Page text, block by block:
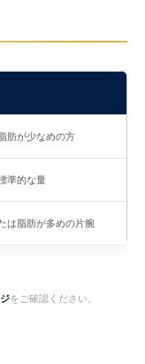
肪が少なめの方
準的な量
は脂肪が多めの片腕
をご確認ください。